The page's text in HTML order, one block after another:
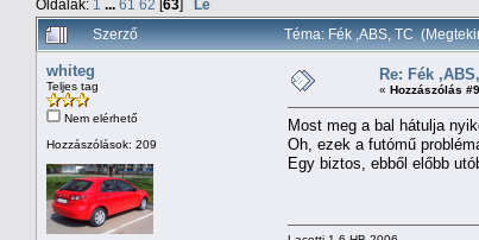
Oldalak: 1 ... 61 62 [63] Le
Szerző Téma: Fék ,ABS, TC
whiteg
Teljes tag
Nem elérhető
Hozzászólások: 209
Re: Fék
« Hozzászólás
Most meg a bal hátulja
Oh, ezek a futómű
Egy biztos, ebből előbb